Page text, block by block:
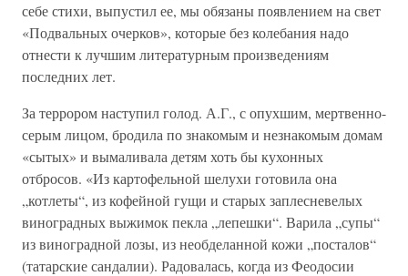
себе стихи, выпустил ее, мы обязаны появлением на свет
«Подвальных очерков», которые без колебания надо
отнести к лучшим литературным произведениям
последних лет.
За террором наступил голод. А.Г., с опухшим, мертвенно-
серым лицом, бродила по знакомым и незнакомым домам
«сытых» и вымаливала детям хоть бы кухонных
отбросов. «Из картофельной шелухи готовила она
„котлеты“, из кофейной гущи и старых заплесневелых
виноградных выжимок пекла „лепешки“. Варила „супы“
из виноградной лозы, из необделанной кожи „посталов“
(татарские сандалии). Радовалась, когда из Феодосии